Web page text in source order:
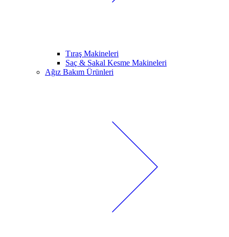
Tıraş Makineleri
Saç & Sakal Kesme Makineleri
Ağız Bakım Ürünleri